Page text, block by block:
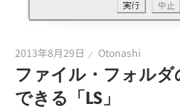
2013年8月29日 Otonashi
ファイル・フォル
できる「LS」